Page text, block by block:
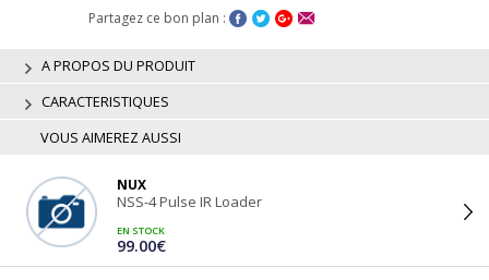
Partagez ce bon plan :
A PROPOS DU PRODUIT
CARACTERISTIQUES
VOUS AIMEREZ AUSSI
NUX
NSS-4 Pulse IR Loader
EN STOCK
99.00€